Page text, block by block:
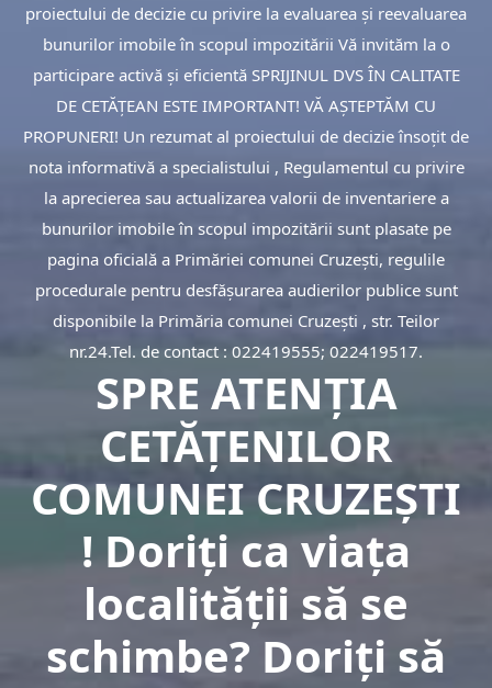
proiectului de decizie cu privire la evaluarea şi reevaluarea
bunurilor imobile în scopul impozitării Vă invităm la o
participare activă şi eficientă SPRIJINUL DVS ÎN CALITATE
DE CETĂŢEAN ESTE IMPORTANT! VĂ AŞTEPTĂM CU
PROPUNERI! Un rezumat al proiectului de decizie însoţit de
nota informativă a specialistului , Regulamentul cu privire
la aprecierea sau actualizarea valorii de inventariere a
bunurilor imobile în scopul impozitării sunt plasate pe
pagina oficială a Primăriei comunei Cruzeşti, regulile
procedurale pentru desfăşurarea audierilor publice sunt
disponibile la Primăria comunei Cruzeşti , str. Teilor
nr.24.Tel. de contact : 022419555; 022419517.
SPRE ATENŢIA
CETĂŢENILOR
COMUNEI CRUZEŞTI
! Doriţi ca viaţa
localităţii să se
schimbe? Doriţi să